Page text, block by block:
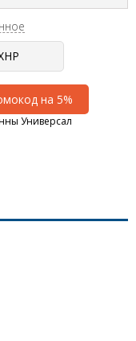
на 5%
Универсал